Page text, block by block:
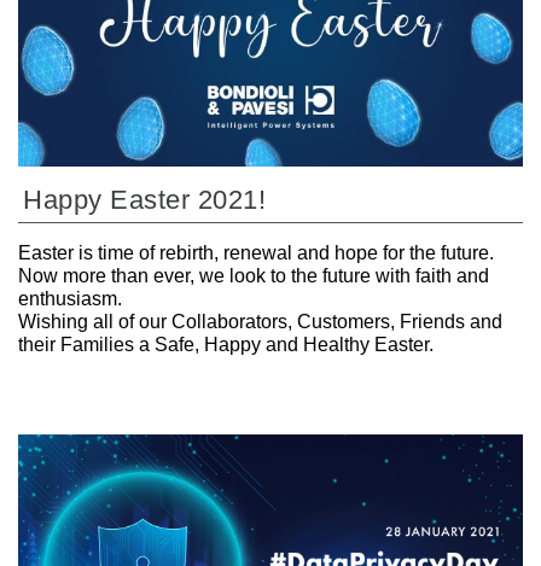
Happy Easter 2021!
Easter is time of rebirth, renewal and hope for the future.
Now more than ever, we look to the future with faith and
enthusiasm.
Wishing all of our Collaborators, Customers, Friends and
their Families a Safe, Happy and Healthy Easter.